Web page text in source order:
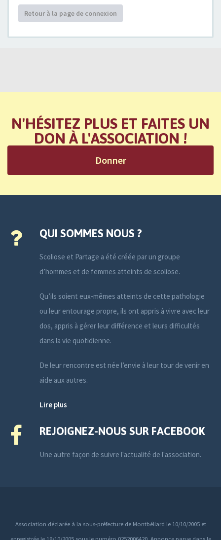
Retour à la page de connexion
N'HÉSITEZ PLUS ET FAITES UN
DON À L'ASSOCIATION !
Donner
QUI SOMMES NOUS ?
Scoliose et Partage a été créée par un groupe
d’hommes et de femmes atteints de scoliose.
Qu’ils soient eux-mêmes atteints de cette pathologie
ou leur entourage propre, ils ont appris à vivre avec leur
dos, appris à gérer leur différence et leurs difficultés
dans la vie quotidienne.
De leur rencontre est née l’envie à leur tour de venir en
aide aux autres.
Lire plus
REJOIGNEZ-NOUS SUR FACEBOOK
Une autre façon de suivre l'actualité de l'association.
Association déclarée à la sous-préfecture de Montbéliard le 10/10/2005 et